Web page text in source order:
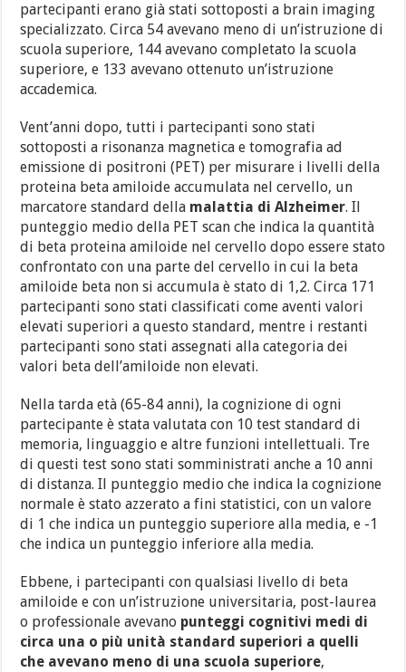
partecipanti erano già stati sottoposti a brain imaging
specializzato. Circa 54 avevano meno di un’istruzione di
scuola superiore, 144 avevano completato la scuola
superiore, e 133 avevano ottenuto un’istruzione
accademica.
Vent’anni dopo, tutti i partecipanti sono stati
sottoposti a risonanza magnetica e tomografia ad
emissione di positroni (PET) per misurare i livelli della
proteina beta amiloide accumulata nel cervello, un
marcatore standard della malattia di Alzheimer. Il
punteggio medio della PET scan che indica la quantità
di beta proteina amiloide nel cervello dopo essere stato
confrontato con una parte del cervello in cui la beta
amiloide beta non si accumula è stato di 1,2. Circa 171
partecipanti sono stati classificati come aventi valori
elevati superiori a questo standard, mentre i restanti
partecipanti sono stati assegnati alla categoria dei
valori beta dell’amiloide non elevati.
Nella tarda età (65-84 anni), la cognizione di ogni
partecipante è stata valutata con 10 test standard di
memoria, linguaggio e altre funzioni intellettuali. Tre
di questi test sono stati somministrati anche a 10 anni
di distanza. Il punteggio medio che indica la cognizione
normale è stato azzerato a fini statistici, con un valore
di 1 che indica un punteggio superiore alla media, e -1
che indica un punteggio inferiore alla media.
Ebbene, i partecipanti con qualsiasi livello di beta
amiloide e con un’istruzione universitaria, post-laurea
o professionale avevano punteggi cognitivi medi di
circa una o più unità standard superiori a quelli
che avevano meno di una scuola superiore,